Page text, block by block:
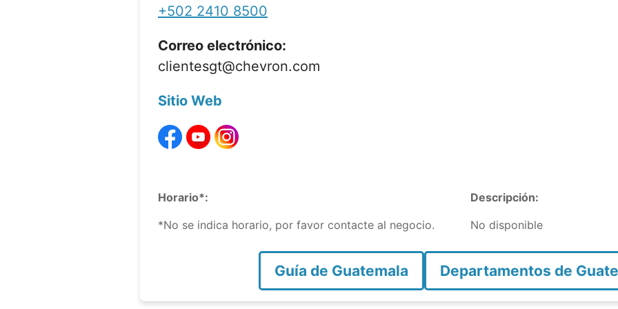
+502 2410 8500
Correo electrónico:
clientesgt@chevron.com
Sitio Web
Horario*:
*No se indica horario, por favor contacte al negocio.
Descripción:
No disponible
Guía de Guatemala Departamentos de